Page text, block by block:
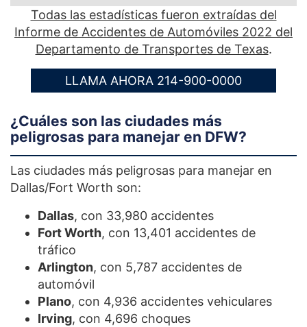
Todas las estadísticas fueron extraídas del
Informe de Accidentes de Automóviles 2022 del
Departamento de Transportes de Texas.
LLAMA AHORA 214-900-0000
¿Cuáles son las ciudades más
peligrosas para manejar en DFW?
Las ciudades más peligrosas para manejar en
Dallas/Fort Worth son:
Dallas, con 33,980 accidentes
Fort Worth, con 13,401 accidentes de
tráfico
Arlington, con 5,787 accidentes de
automóvil
Plano, con 4,936 accidentes vehiculares
Irving, con 4,696 choques